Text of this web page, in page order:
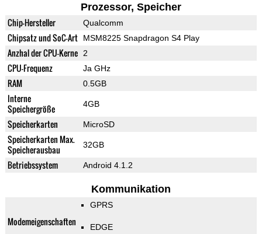
Prozessor, Speicher
Chip-Hersteller Qualcomm
Chipsatz und SoC-Art MSM8225 Snapdragon S4 Play
Anzhal der CPU-Kerne 2
CPU-Frequenz Ja GHz
RAM 0.5GB
Interne
Speichergröße
4GB
Speicherkarten MicroSD
Speicherkarten Max.
Speicherausbau
32GB
Betriebssystem Android 4.1.2
Kommunikation
Modemeigenschaften
GPRS
EDGE